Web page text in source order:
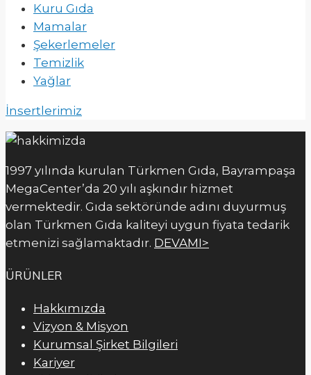
Kuru Gıda
Mamalar
Şekerlemeler
Temizlik
Yağlar
İnsertlerimiz
1997 yılında kurulan Türkmen Gıda, Bayrampaşa
MegaCenter’da 20 yılı aşkındır hizmet
vermektedir. Gıda sektöründe adını duyurmuş
olan Türkmen Gıda kaliteyi uygun fiyata tedarik
etmenizi sağlamaktadır. DEVAMI>
ÜRÜNLER
Hakkımızda
Vizyon & Misyon
Kurumsal Şirket Bilgileri
Kariyer